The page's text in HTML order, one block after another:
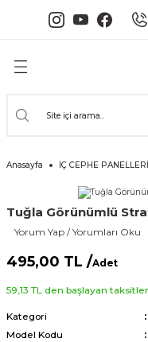
PANELLER
Paneller
Anasayfa İÇ CEPHE PANELLERİ
Tuğla Görünümlü
Yorum Yap / Yorumları Oku
495,00 TL /Adet
59,13 TL den başlayan
Kategori
Model Kodu